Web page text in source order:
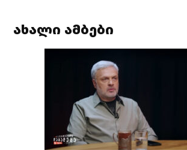
ახალი ამბები